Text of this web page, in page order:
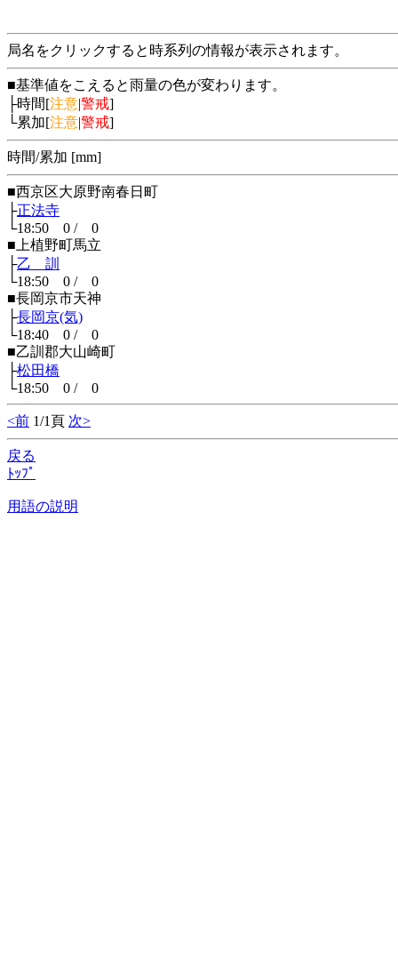
局名をクリックすると時系列の情報が表示されます。
■基準値をこえると雨量の色が変わります。
├時間[注意|警戒]
└累加[注意|警戒]
時間/累加 [mm]
■西京区大原野南春日町
├正法寺
└18:50 0 / 0
■上植野町馬立
├乙 訓
└18:50 0 / 0
■長岡京市天神
├長岡京(気)
└18:40 0 / 0
■乙訓郡大山崎町
├松田橋
└18:50 0 / 0
<前 1/1頁 次>
戻る
ﾄｯﾌﾟ
用語の説明